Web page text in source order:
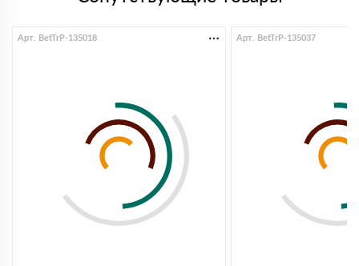
Арт. BetTrP-135018 Арт. BetTrP-135037